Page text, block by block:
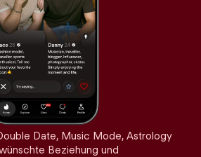
Date, Music Mode, Astrology
Beziehung und